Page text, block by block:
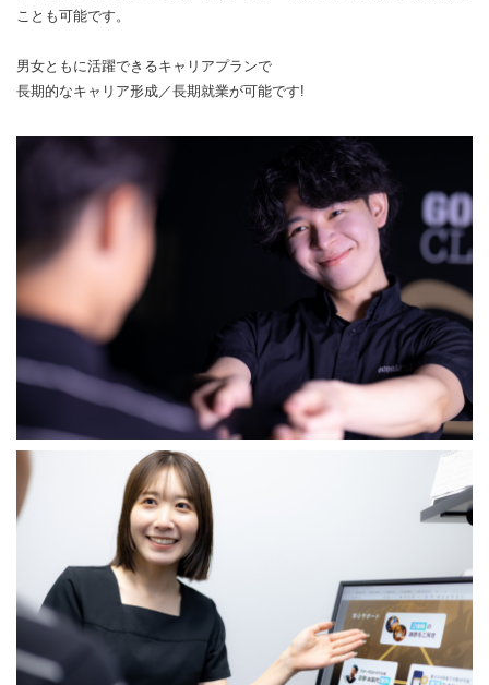
ことも可能です。
男女ともに活躍できるキャリアプランで
長期的なキャリア形成／長期就業が可能です!